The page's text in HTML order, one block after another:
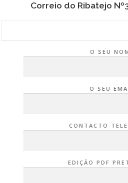
Correio do Ribatejo
O SEU
O SEU
CONTACTO
EDIÇÃO PDF